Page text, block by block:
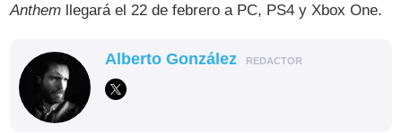
Anthem llegará el 22 de febrero a PC, PS4 y Xbox One.
Alberto González REDACTOR